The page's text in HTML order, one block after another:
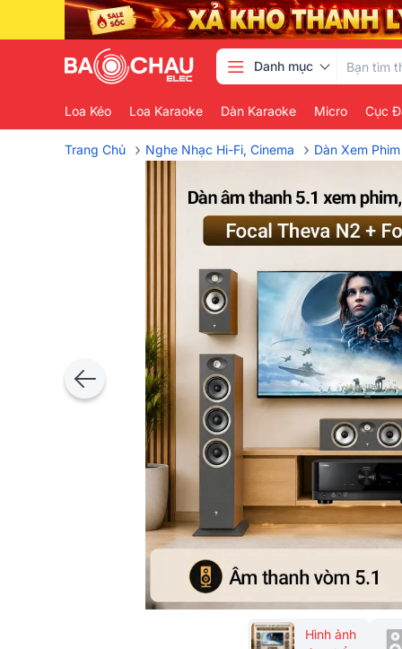
Danh mục
Loa Kéo Loa Karaoke Dàn Karaoke Micro Cục
Trang Chủ › Nghe Nhạc Hi-Fi, Cinema › Dàn Xem Phim
Hình ảnh